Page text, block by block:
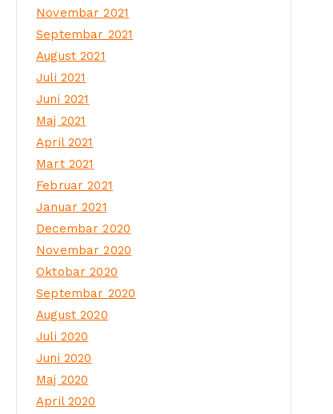
Novembar 2021
Septembar 2021
August 2021
Juli 2021
Juni 2021
Maj 2021
April 2021
Mart 2021
Februar 2021
Januar 2021
Decembar 2020
Novembar 2020
Oktobar 2020
Septembar 2020
August 2020
Juli 2020
Juni 2020
Maj 2020
April 2020